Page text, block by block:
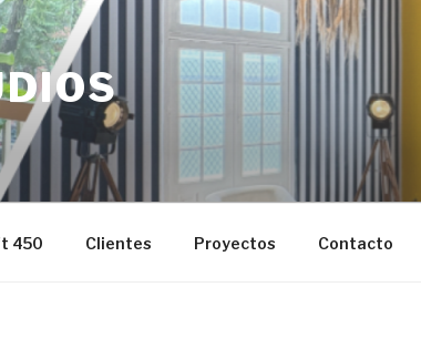
450 Clientes Proyectos Contacto